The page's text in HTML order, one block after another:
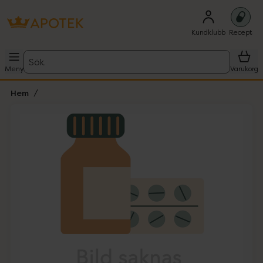
Kundklubb Recept
Meny
Sök
Varukorg
Hem
Lista: . Innehåller 1 objekt.